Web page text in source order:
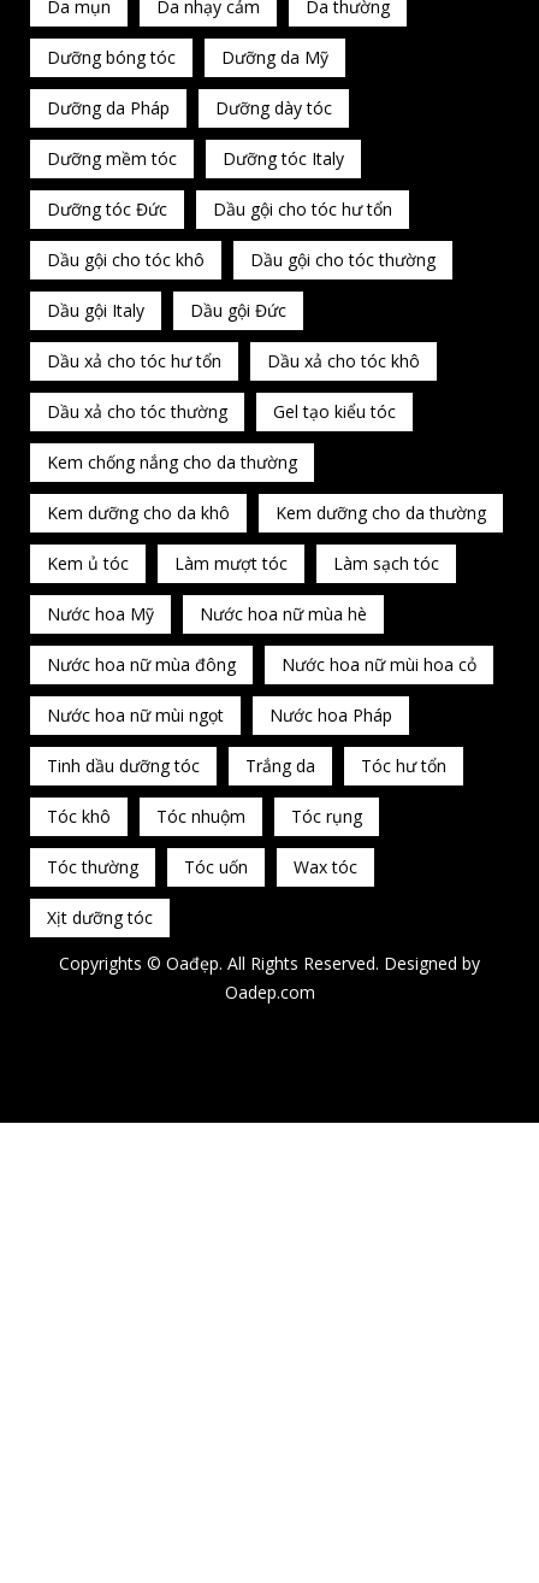
Da mụn Da nhạy cảm Da thường
Dưỡng bóng tóc Dưỡng da Mỹ
Dưỡng da Pháp Dưỡng dày tóc
Dưỡng mềm tóc Dưỡng tóc Italy
Dưỡng tóc Đức Dầu gội cho tóc hư tổn
Dầu gội cho tóc khô Dầu gội cho tóc thường
Dầu gội Italy Dầu gội Đức
Dầu xả cho tóc hư tổn Dầu xả cho tóc khô
Dầu xả cho tóc thường Gel tạo kiểu tóc
Kem chống nắng cho da thường
Kem dưỡng cho da khô Kem dưỡng cho da thường
Kem ủ tóc Làm mượt tóc Làm sạch tóc
Nước hoa Mỹ Nước hoa nữ mùa hè
Nước hoa nữ mùa đông Nước hoa nữ mùi hoa cỏ
Nước hoa nữ mùi ngọt Nước hoa Pháp
Tinh dầu dưỡng tóc Trắng da Tóc hư tổn
Tóc khô Tóc nhuộm Tóc rụng
Tóc thường Tóc uốn Wax tóc
Xịt dưỡng tóc
Copyrights © Oađẹp. All Rights Reserved. Designed by
Oadep.com